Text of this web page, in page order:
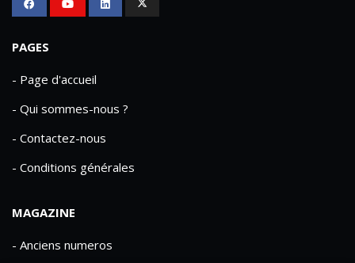
PAGES
- Page d'accueil
- Qui sommes-nous ?
- Contactez-nous
- Conditions générales
MAGAZINE
- Anciens numeros